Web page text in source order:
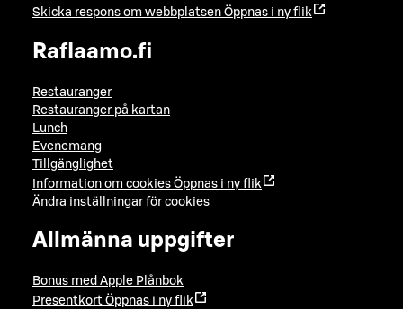
Skicka respons om webbplatsen Öppnas i ny flik
Raflaamo.fi
Restauranger
Restauranger på kartan
Lunch
Evenemang
Tillgänglighet
Information om cookies Öppnas i ny flik
Ändra inställningar för cookies
Allmänna uppgifter
Bonus med Apple Plånbok
Presentkort Öppnas i ny flik